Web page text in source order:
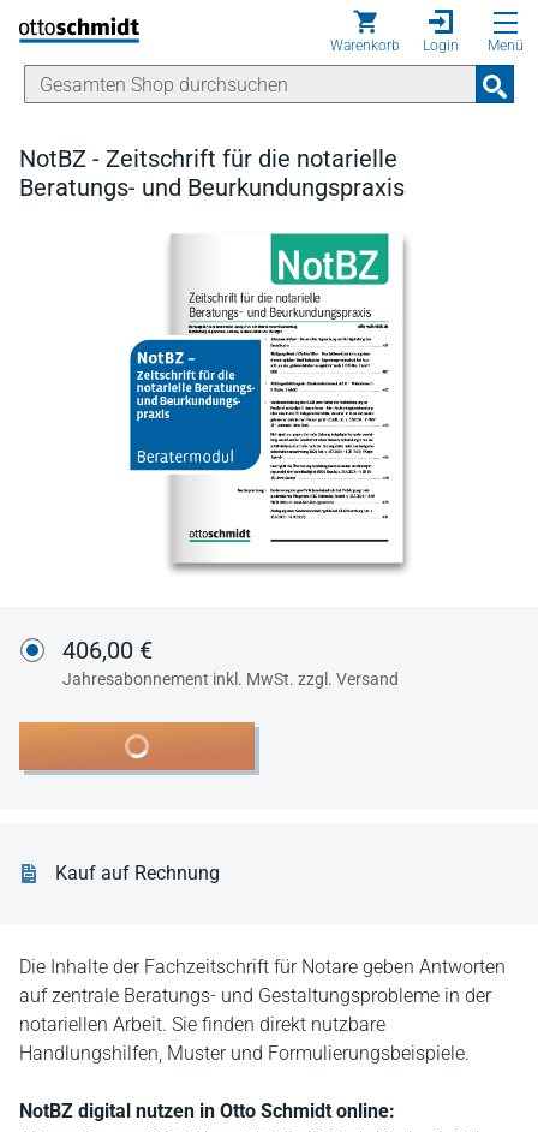
Direkt zum Inhalt
Warenkorb Login Menü
NotBZ - Zeitschrift für die notarielle
Beratungs- und Beurkundungspraxis
Die Inhalte der Fachzeitschrift für Notare geben Antworten
auf zentrale Beratungs- und Gestaltungsprobleme in der
notariellen Arbeit. Sie finden direkt nutzbare
Handlungshilfen, Muster und Formulierungsbeispiele.
NotBZ digital nutzen in Otto Schmidt online:
406,00 €
Jahresabonnement inkl. MwSt. zzgl. Versand
In den Warenkorb
Kauf auf Rechnung